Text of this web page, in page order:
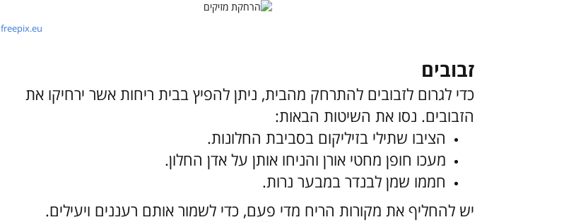
freepix.eu
זבובים
כדי לגרום לזבובים להתרחק מהבית, ניתן להפיץ בבית ריחות אשר ירחיקו את
הזבובים. נסו את השיטות הבאות:
הציבו שתילי בזיליקום בסביבת החלונות.
מעכו חופן מחטי אורן והניחו אותן על אדן החלון.
חממו שמן לבנדר במבער נרות.
יש להחליף את מקורות הריח מדי פעם, כדי לשמור אותם רעננים ויעילים.